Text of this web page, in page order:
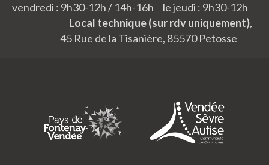
vendredi : 9h30-12h / 14h-16h le jeudi : 9h30-12h
Local technique (sur rdv uniquement),
45 Rue de la Tisanière, 85570 Petosse